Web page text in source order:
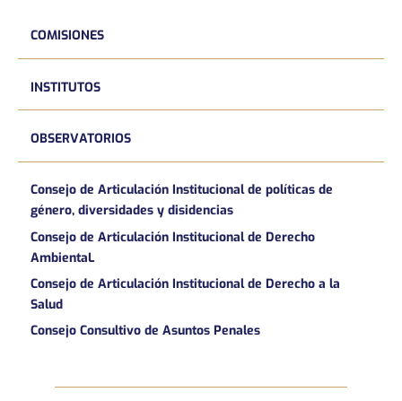
COMISIONES
INSTITUTOS
OBSERVATORIOS
Consejo de Articulación Institucional de políticas de
género, diversidades y disidencias
Consejo de Articulación Institucional de Derecho
AmbientaL
Consejo de Articulación Institucional de Derecho a la
Salud
Consejo Consultivo de Asuntos Penales